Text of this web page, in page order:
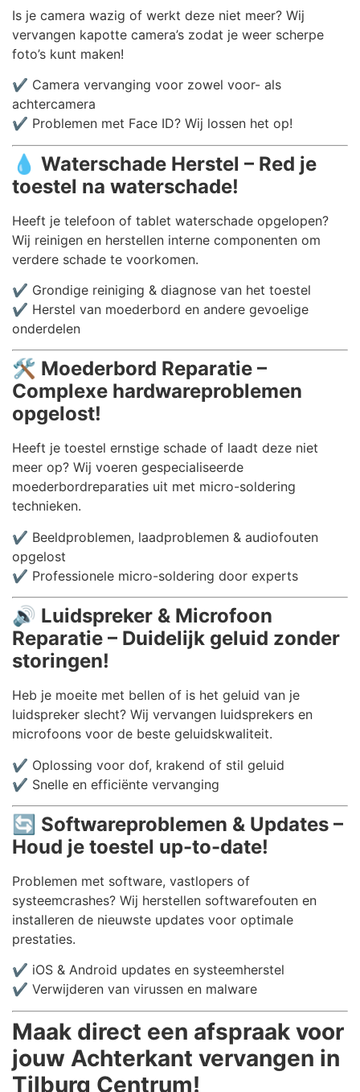
Is je camera wazig of werkt deze niet meer? Wij
vervangen kapotte camera’s zodat je weer scherpe
foto’s kunt maken!
✔️ Camera vervanging voor zowel voor- als
achtercamera
✔️ Problemen met Face ID? Wij lossen het op!
💧 Waterschade Herstel – Red je
toestel na waterschade!
Heeft je telefoon of tablet waterschade opgelopen?
Wij reinigen en herstellen interne componenten om
verdere schade te voorkomen.
✔️ Grondige reiniging & diagnose van het toestel
✔️ Herstel van moederbord en andere gevoelige
onderdelen
🛠️ Moederbord Reparatie –
Complexe hardwareproblemen
opgelost!
Heeft je toestel ernstige schade of laadt deze niet
meer op? Wij voeren gespecialiseerde
moederbordreparaties uit met micro-soldering
technieken.
✔️ Beeldproblemen, laadproblemen & audiofouten
opgelost
✔️ Professionele micro-soldering door experts
🔊 Luidspreker & Microfoon
Reparatie – Duidelijk geluid zonder
storingen!
Heb je moeite met bellen of is het geluid van je
luidspreker slecht? Wij vervangen luidsprekers en
microfoons voor de beste geluidskwaliteit.
✔️ Oplossing voor dof, krakend of stil geluid
✔️ Snelle en efficiënte vervanging
🔄 Softwareproblemen & Updates –
Houd je toestel up-to-date!
Problemen met software, vastlopers of
systeemcrashes? Wij herstellen softwarefouten en
installeren de nieuwste updates voor optimale
prestaties.
✔️ iOS & Android updates en systeemherstel
✔️ Verwijderen van virussen en malware
Maak direct een afspraak voor
jouw Achterkant vervangen in
Tilburg Centrum!